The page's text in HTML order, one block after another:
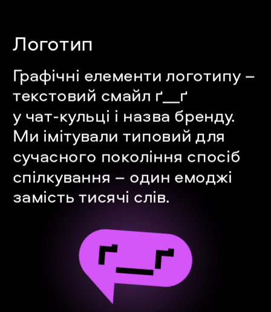
Логотип
Графічні елементи логотипу –
текстовий смайл ґ__ґ
у чат-кульці і назва бренду.
Ми імітували типовий для
сучасного покоління спосіб
спілкування – один емоджі
замість тисячі слів.